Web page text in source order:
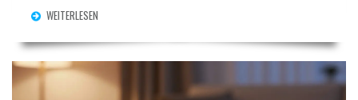
WEITERLESEN